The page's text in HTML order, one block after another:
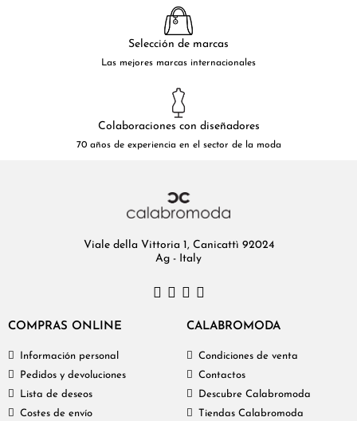
Selección de marcas
Las mejores marcas internacionales
Colaboraciones con diseñadores
70 años de experiencia en el sector de la moda
Viale della Vittoria 1, Canicattì 92024
Ag - Italy
COMPRAS ONLINE
Información personal
Pedidos y devoluciones
Lista de deseos
Costes de envío
CALABROMODA
Condiciones de venta
Contactos
Descubre Calabromoda
Tiendas Calabromoda